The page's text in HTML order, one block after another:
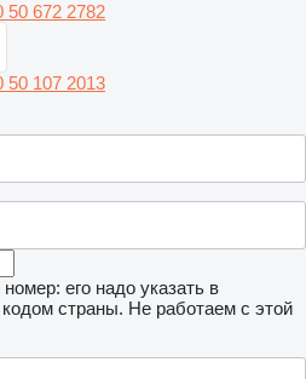
50 672 2782
50 107 2013
его надо указать в
страны. Не работаем с этой